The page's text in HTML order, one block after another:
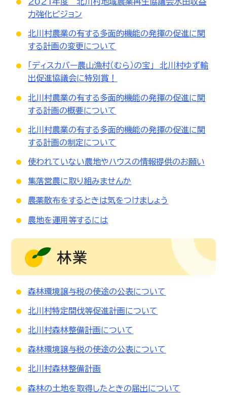
力強化ビジョン
北川村農業の有する多面的機能の発揮の促進に関
する計画の変更について
「ディスカバー農山漁村（むら）の宝」 北川村ゆず輸
出促進協議会に特別賞！
北川村農業の有する多面的機能の発揮の促進に関
する計画の概要について
北川村農業の有する多面的機能の発揮の促進に関
する計画の制定について
使われていない農地やハウスの情報提供のお願い
集落営農に取り組みませんか
農薬散布をするときは気をつけましょう
農地を運用等するには
林業
森林環境譲与税の使途の公表について
北川村特定間伐等促進計画について
北川村森林整備計画について
森林環境譲与税の使途の公表について
北川村森林整備計画
森林の土地を取得したときの届出について